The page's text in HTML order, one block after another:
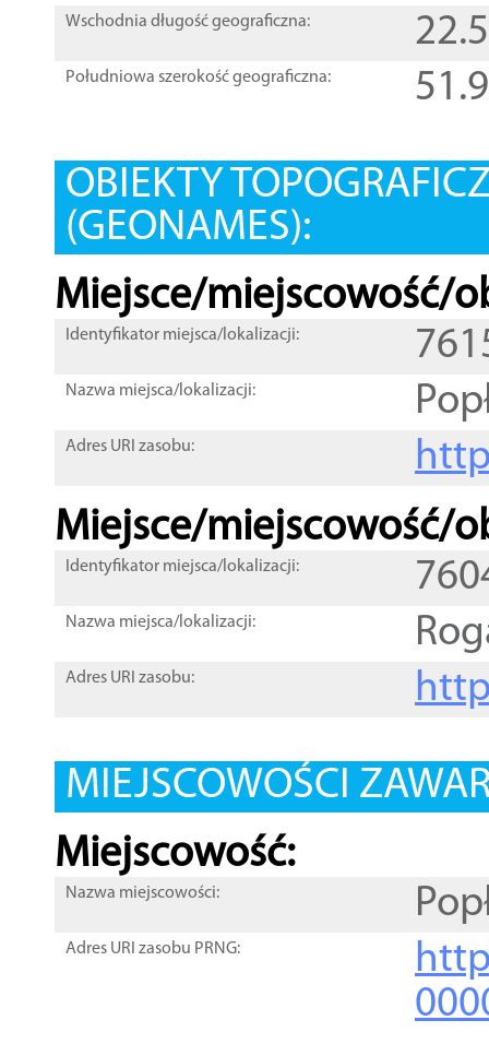
Wschodnia długość geograficzna:
Południowa szerokość geograficzna:
OBIEKTY
(GEONAMES):
Miejsce/miejscowość/
Identyfikator miejsca/lokalizacji:
Nazwa miejsca/lokalizacji:
Adres URI zasobu:
Miejsce/miejscowość/
Identyfikator miejsca/lokalizacji:
Nazwa miejsca/lokalizacji:
Adres URI zasobu:
MIEJSCOWOŚCI
Miejscowość:
Nazwa miejscowości:
Adres URI zasobu PRNG: